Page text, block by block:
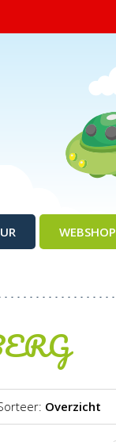
WEBSHOP
Overzicht